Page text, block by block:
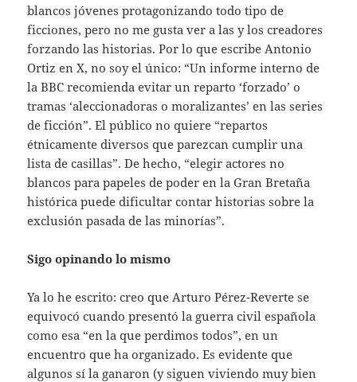
blancos jóvenes protagonizando todo tipo de
ficciones, pero no me gusta ver a las y los creadores
forzando las historias. Por lo que escribe Antonio
Ortiz en X, no soy el único: “Un informe interno de
la BBC recomienda evitar un reparto ‘forzado’ o
tramas ‘aleccionadoras o moralizantes’ en las series
de ficción”. El público no quiere “repartos
étnicamente diversos que parezcan cumplir una
lista de casillas”. De hecho, “elegir actores no
blancos para papeles de poder en la Gran Bretaña
histórica puede dificultar contar historias sobre la
exclusión pasada de las minorías”.
Sigo opinando lo mismo
Ya lo he escrito: creo que Arturo Pérez-Reverte se
equivocó cuando presentó la guerra civil española
como esa “en la que perdimos todos”, en un
encuentro que ha organizado. Es evidente que
algunos sí la ganaron (y siguen viviendo muy bien